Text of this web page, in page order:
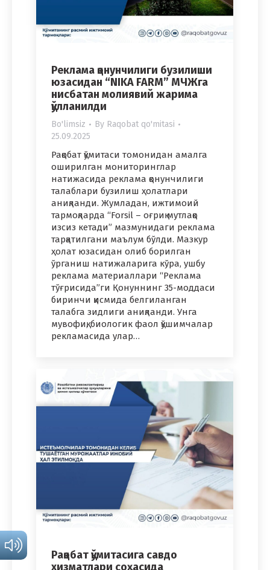
Реклама қонунчилиги бузилиши
юзасидан “NIKA FARM” МЧЖга
нисбатан молиявий жарима
қўлланилди
Bo'limsiz By Raqobat qo'mitasi
25.09.2025
Рақобат қўмитаси томонидан амалга
оширилган мониторинглар
натижасида реклама қонунчилиги
талаблари бузилиш ҳолатлари
аниқланди. Жумладан, ижтимоий
тармоқларда “Forsil – оғриқ мутлақо
изсиз кетади” мазмунидаги реклама
тарқатилгани маълум бўлди. Мазкур
ҳолат юзасидан олиб борилган
ўрганиш натижаларига кўра, ушбу
реклама материаллари “Реклама
тўғрисида”ги Қонуннинг 35-моддаси
биринчи қисмида белгиланган
талабга зидлиги аниқланди. Унга
мувофиқ, биологик фаол қўшимчалар
рекламасида улар…
Рақобат қўмитасига савдо
хизматлари соҳасида